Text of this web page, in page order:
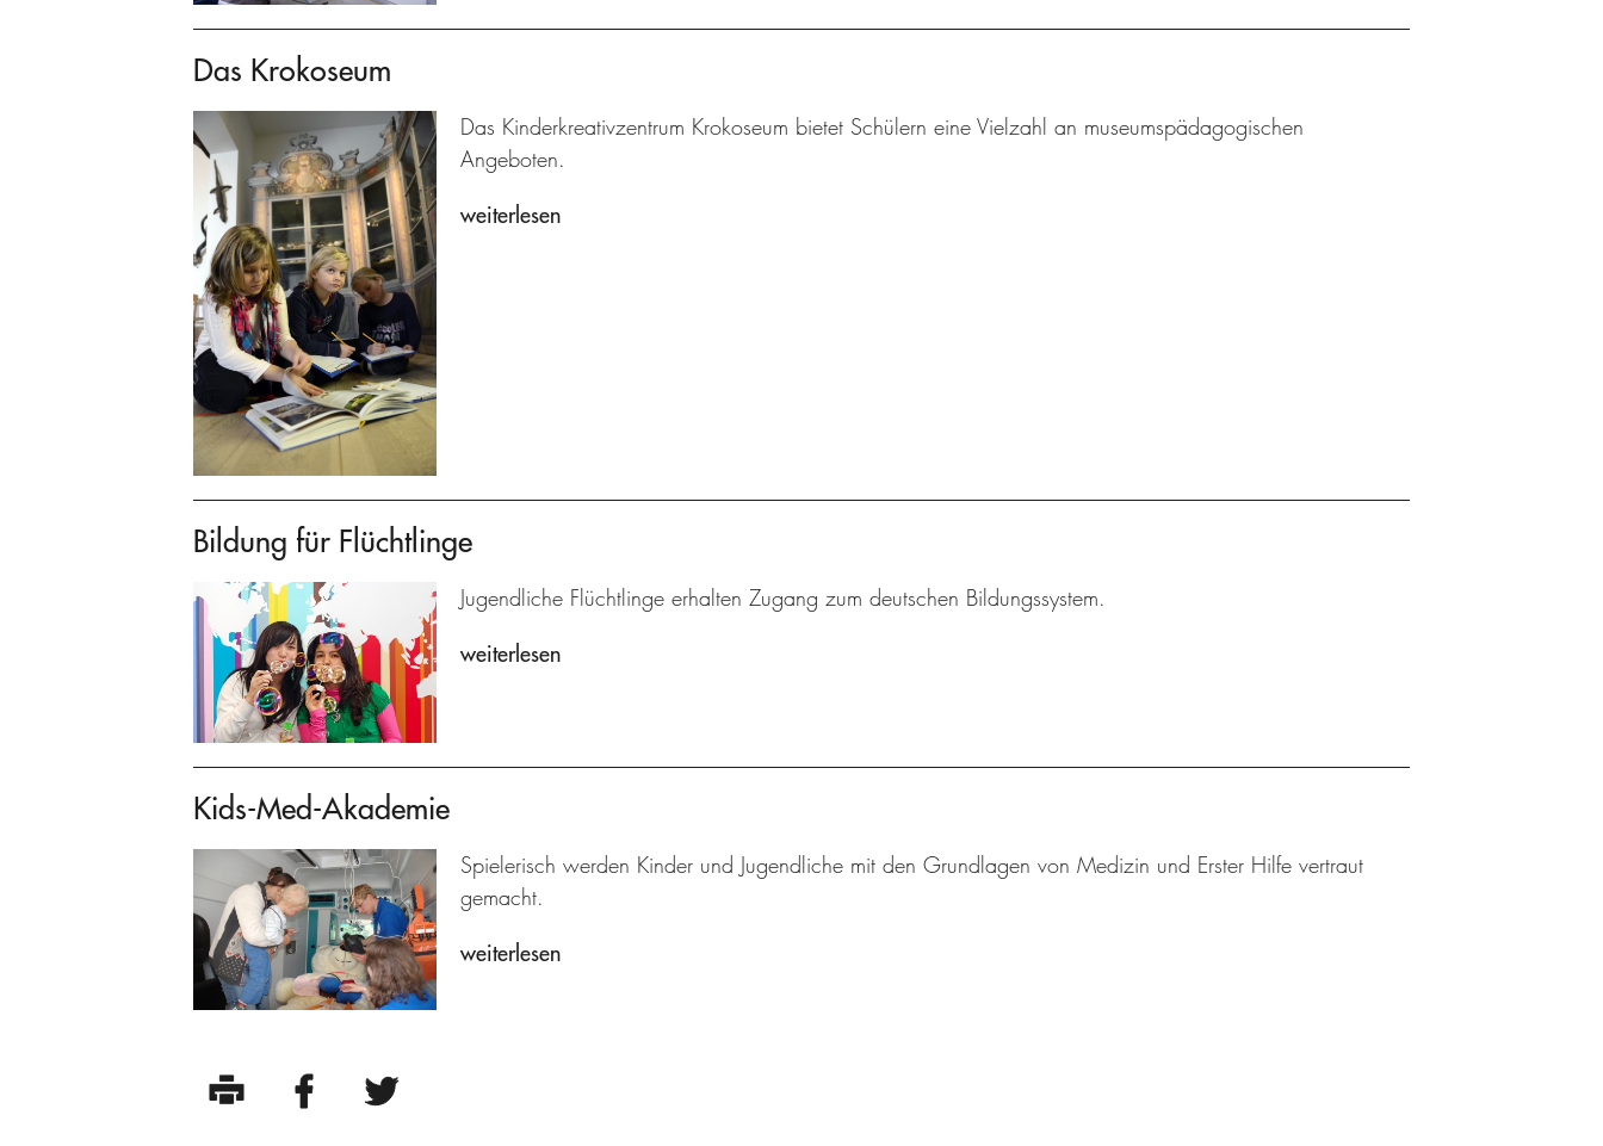
Das Krokoseum
Das Kinderkreativzentrum Krokoseum bietet Schülern eine Vielzahl an museumspädagogischen
Angeboten.
weiterlesen
Bildung für Flüchtlinge
Jugendliche Flüchtlinge erhalten Zugang zum deutschen Bildungssystem.
weiterlesen
Kids-Med-Akademie
Spielerisch werden Kinder und Jugendliche mit den Grundlagen von Medizin und Erster Hilfe vertraut
gemacht.
weiterlesen